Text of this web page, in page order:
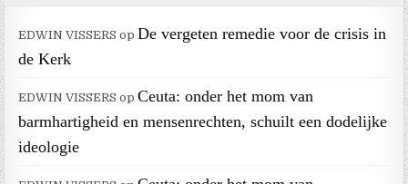
EDWIN VISSERS op De vergeten remedie voor de crisis in
de Kerk
EDWIN VISSERS opCeuta: onder het mom van
barmhartigheid en mensenrechten, schuilt een dodelijke
ideologie